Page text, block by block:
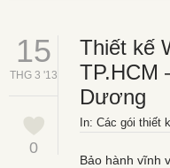
15
THG 3 '13
0
Thiết kế
TP.HCM
Dương
In: Các gói thiết
Bảo hành vĩnh